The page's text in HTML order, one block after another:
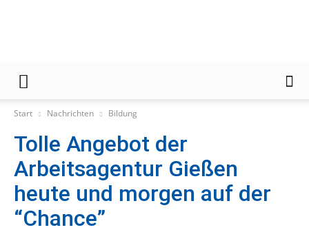
Zeitung
Start Nachrichten Bildung
Tolle Angebot der
Arbeitsagentur Gießen
heute und morgen auf der
“Chance”